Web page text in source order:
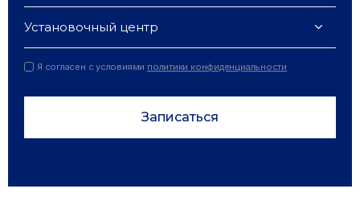
Установочный центр
Я согласен с условиями политики конфиденциальности
Записаться